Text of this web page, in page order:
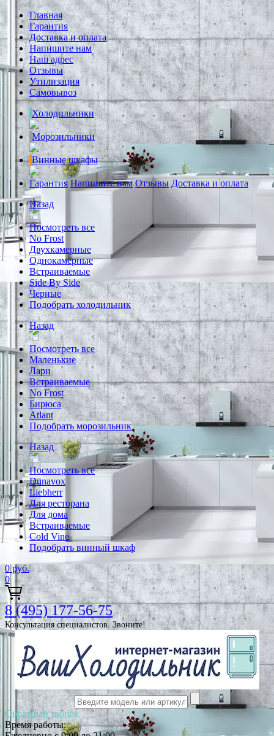
Главная
Гарантия
Доставка и оплата
Напишите нам
Наш адрес
Отзывы
Утилизация
Самовывоз
Холодильники
Морозильники
Винные шкафы
Гарантия Напишите нам Отзывы Доставка и оплата
Назад
Посмотреть все
No Frost
Двухкамерные
Однокамерные
Встраиваемые
Side By Side
Черные
Подобрать холодильник
Назад
Посмотреть все
Маленькие
Лари
Встраиваемые
No Frost
Бирюса
Atlant
Подобрать морозильник
Назад
Посмотреть все
Dunavox
Liebherr
Для ресторана
Для дома
Встраиваемые
Cold Vine
Подобрать винный шкаф
0 руб.
0
8 (495) 177-56-75
Консультация специалистов. Звоните!
Обратный звонок
Время работы: